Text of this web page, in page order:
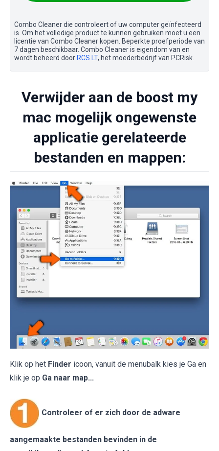
Combo Cleaner die controleert of uw computer geïnfecteerd
is. Om het volledige product te kunnen gebruiken moet u een
licentie van Combo Cleaner kopen. Beperkte proefperiode van
7 dagen beschikbaar. Combo Cleaner is eigendom van en
wordt beheerd door RCS LT, het moederbedrijf van PCRisk.
Verwijder aan de boost my
mac mogelijk ongewenste
applicatie gerelateerde
bestanden en mappen:
Klik op het Finder icoon, vanuit de menubalk kies je Ga en
klik je op Ga naar map...
Controleer of er zich door de adware
aangemaakte bestanden bevinden in de